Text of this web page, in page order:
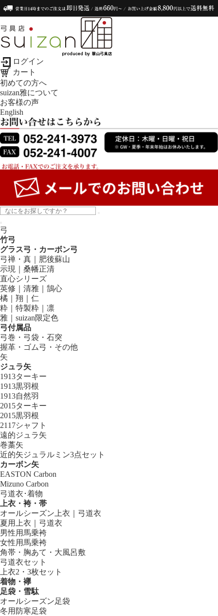
ログイン
カート
初めての方へ
suizan雅について
お客様の声
English
弓
竹弓
グラス弓・カーボン弓
弓禅・真｜肥後蘇山
示現｜桑幡正清
直心シリーズ
英修｜清雅｜鵠心
橘｜翔｜仁
粋｜特製粋｜凛
雅｜suizan限定色
弓付属品
弓巻・弓袋・石突
握革・ゴム弓・その他
矢
ジュラ矢
1913ターキー
1913黒羽根
1913自然羽
2015ターキー
2015黒羽根
2117シャフト
遠的ジュラ矢
巻藁矢
近的矢ジュラルミン3点セット
カーボン矢
EASTON Carbon
Mizuno Carbon
弓道衣･着物
上衣・袴・帯
オールシーズン上衣｜弓道衣
夏用上衣｜弓道衣
男性用馬乗袴
女性用馬乗袴
角帯・胸あて・大風呂敷
弓道衣セット
上衣2・3枚セット
着物・襷
足袋・雪駄
オールシーズン足袋
冬用防寒足袋